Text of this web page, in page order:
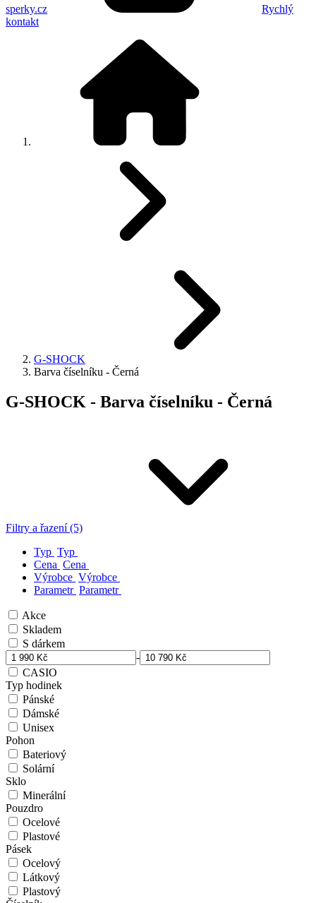
sperky.cz
Rychlý
kontakt
G-SHOCK
Barva číselníku - Černá
G-SHOCK - Barva číselníku - Černá
Filtry a řazení (5)
Typ Typ
Cena Cena
Výrobce Výrobce
Parametr Parametr
Akce
Skladem
S dárkem
-
CASIO
Typ hodinek
Pánské
Dámské
Unisex
Pohon
Bateriový
Solární
Sklo
Minerální
Pouzdro
Ocelové
Plastové
Pásek
Ocelový
Látkový
Plastový